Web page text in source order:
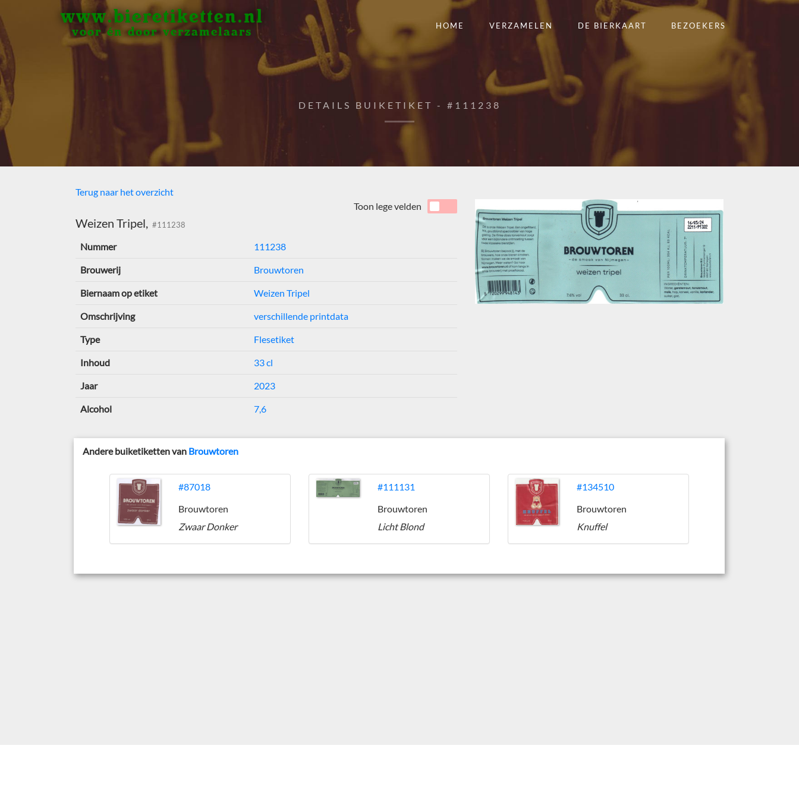
www.bieretiketten.nl
voor én door verzamelaars
HOME VERZAMELEN DE BIERKAART BEZOEKERS
DETAILS BUIKETIKET - #111238
Terug naar het overzicht
Weizen Tripel, #111238
Toon lege velden
Nummer 111238
Brouwerij Brouwtoren
Biernaam op etiket Weizen Tripel
Omschrijving verschillende printdata
Type Flesetiket
Inhoud 33 cl
Jaar 2023
Alcohol 7,6
Andere buiketiketten van Brouwtoren
#87018
Brouwtoren
Zwaar Donker
#111131
Brouwtoren
Licht Blond
#134510
Brouwtoren
Knuffel